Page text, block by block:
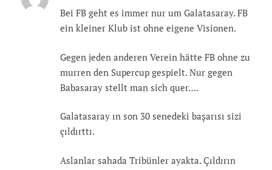
Bei FB geht es immer nur um Galatasaray. FB
ein kleiner Klub ist ohne eigene Visionen.
Gegen jeden anderen Verein hätte FB ohne zu
murren den Supercup gespielt. Nur gegen
Babasaray stellt man sich quer….
Galatasaray ın son 30 senedeki başarısı sizi
çıldırttı.
Aslanlar sahada Tribünler ayakta. Çıldırın